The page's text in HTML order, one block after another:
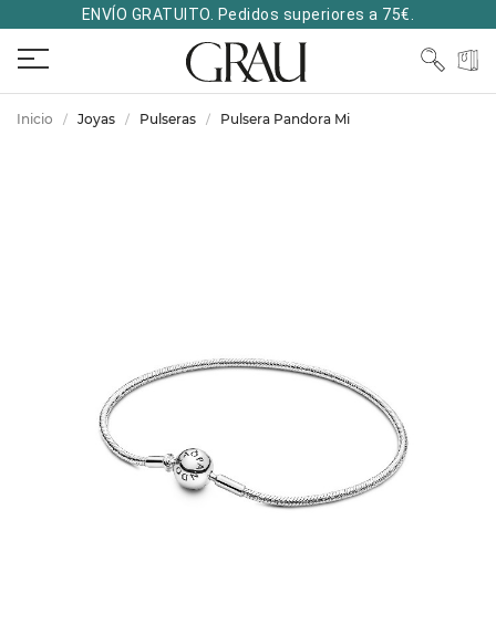
ENVÍO GRATUITO. Pedidos superiores a 75€.
Inicio Joyas Pulseras Pulsera Pandora Mi